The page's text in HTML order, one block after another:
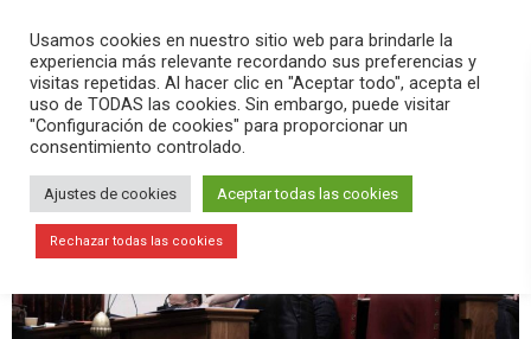
search menu pause PLAY
Usamos cookies en nuestro sitio web para brindarle la
experiencia más relevante recordando sus preferencias y
visitas repetidas. Al hacer clic en "Aceptar todo", acepta el
uso de TODAS las cookies. Sin embargo, puede visitar
"Configuración de cookies" para proporcionar un
consentimiento controlado.
Ajustes de cookies Aceptar todas las cookies
Rechazar todas las cookies